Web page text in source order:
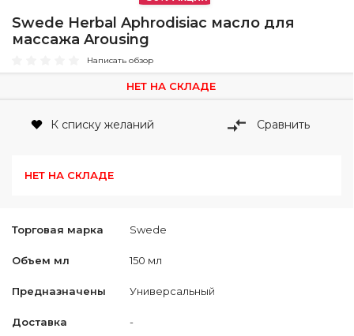
Swede Herbal Aphrodisiac масло для
массажа Arousing
Написать обзор
Торговая марка Swede
Объем мл 150 мл
Предназначены Универсальный
Доставка -
НЕТ НА СКЛАДЕ
К списку желаний Сравнить
НЕТ НА СКЛАДЕ